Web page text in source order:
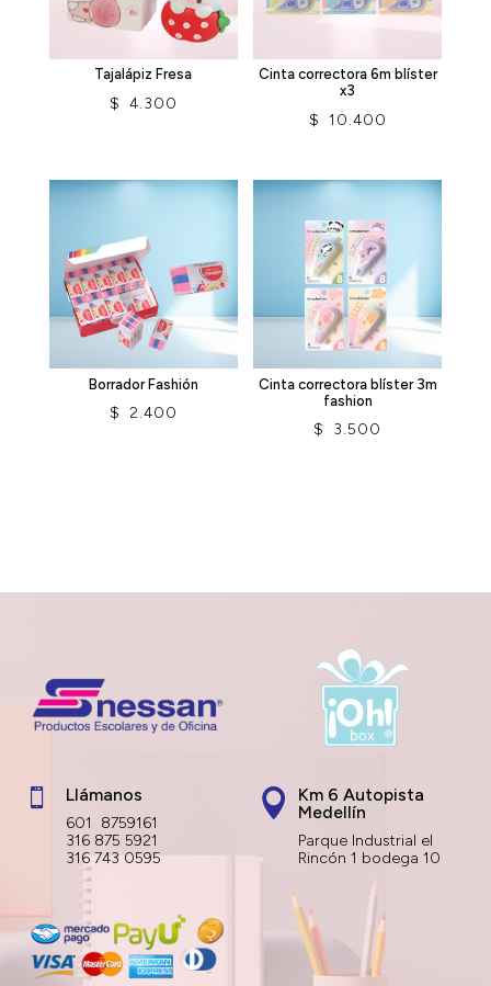
Tajalápiz Fresa
$ 4.300
Cinta correctora 6m blíster
x3
$ 10.400
Borrador Fashión
$ 2.400
Cinta correctora blíster 3m
fashion
$ 3.500
 Llámanos
601 8759161
316 875 5921
316 743 0595

Km 6 Autopista
Medellín
Parque Industrial el
Rincón 1 bodega 10